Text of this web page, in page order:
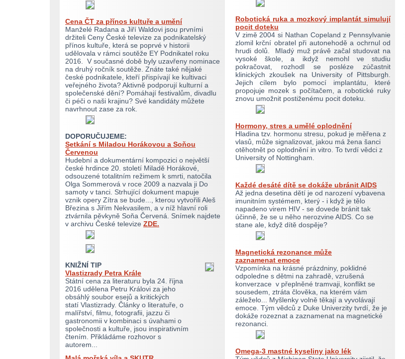
Cena ČT za přínos kultuře a umění
Manželé Radana a Jiří Waldovi jsou prvními
držiteli Ceny České televize za podnikatelský
přínos kultuře, která se poprvé v historii
udělovala v rámci soutěže EY Podnikatel roku
2016. V současné době byly uzavřeny nominace
na druhý ročník soutěže. Znáte také nějaké
české podnikatele, kteří přispívají ke kultivaci
veřejného života? Aktivně podporují kulturní a
společenské dění? Pomáhají festivalům, divadlu
či péči o naši krajinu? Své kandidáty můžete
navrhnout zase za rok.
DOPORUČUJEME:
Setkání s Miladou Horákovou a Soňou
Červenou
Hudební a dokumentární kompozici o největší
české hrdince 20. století Miladě Horákové,
odsouzené totalitním režimem k smrti, natočila
Olga Sommerová v roce 2009 a nazvala ji Do
samoty v tanci. Strhující dokument mapuje
vznik opery Zítra se bude..., kterou vytvořili Aleš
Březina s Jiřím Nekvasilem, a v níž hlavní roli
ztvárnila pěvkyně Soňa Červená. Snímek najdete
v archivu České televize ZDE.
KNIŽNÍ TIP
Vlastizrady Petra Krále
Státní cena za literaturu byla 24. října
2016 udělena Petru Královi za jeho
obsáhlý soubor esejů a kritických
statí Vlastizrady. Články o literatuře, o
malířství, filmu, fotografii, jazzu či
gastronomii v kombinaci s úvahami o
společnosti a kultuře, jsou inspirativním
čtením. Přikládáme rozhovor s
autorem...
Robotická ruka a mozkový implantát simulují
pocit doteku
V zimě 2004 si Nathan Copeland z Pennsylvanie
zlomil krční obratel při autonehodě a ochrnul od
hrudi dolů. Mladý muž právě začal studovat na
vysoké škole, a ikdyž nemohl ve studiu
pokračovat, rozhodl se posléze zúčastnit
klinických zkoušek na University of Pittsburgh.
Jejich cílem bylo pomocí implantátu, které
propojuje mozek s počítačem, a robotické ruky
znovu umožnit postiženému pocit doteku.
Hormony, stres a umělé oplodnění
Hladina tzv. hormonu stresu, pokud je měřena z
vlasů, může signalizovat, jakou má žena šanci
otěhotnět po oplodnění in vitro. To tvrdí vědci z
University of Nottingham.
Každé desáté dítě se dokáže ubránit AIDS
Až jedna desetina dětí je od narození vybavena
imunitním systémem, který - i když je tělo
napadeno virem HIV - se dovede bránit tak
účinně, že se u něho nerozvine AIDS. Co se
stane ale, když dítě dospěje?
Magnetická rezonance může
zaznamenat emoce
Vzpomínka na krásné prázdniny, poklidné
odpoledne s dětmi na zahradě, vzrušená
konverzace v přeplněné tramvaji, konflikt se
sousedem, ztráta člověka, na kterém vám
záleželo... Myšlenky volně těkají a vyvolávají
emoce. Tým vědců z Duke Univerzity tvrdí, že je
dokáže rozeznat a zaznamenat na magnetické
rezonanci.
Omega-3 mastné kyseliny jako lék